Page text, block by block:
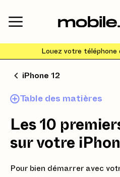
Louez votre téléphone
iPhone 12
Table des matières
Les 10
sur votre
Pour bien démarrer avec